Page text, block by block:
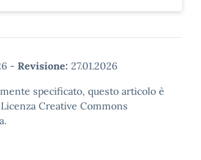
- Revisione: 27.01.2026
specificato, questo articolo è
Creative Commons